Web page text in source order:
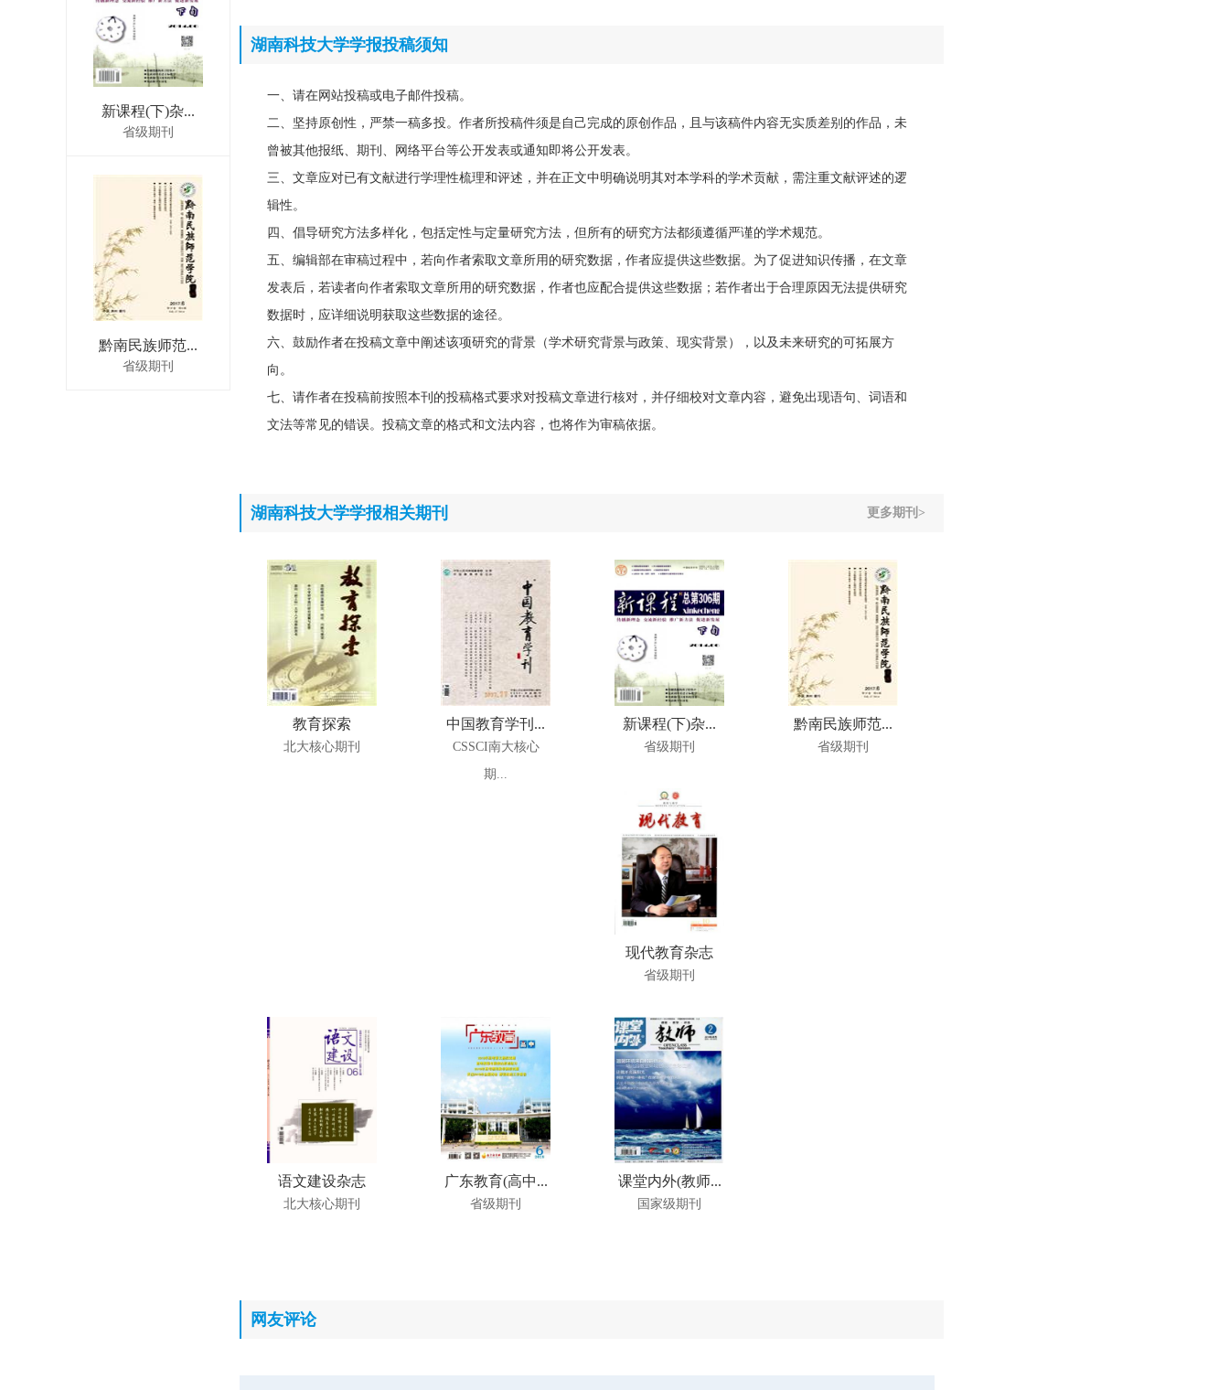
新课程(下)杂...
省级期刊
黔南民族师范...
省级期刊
湖南科技大学学报投稿须知
一、请在网站投稿或电子邮件投稿。
二、坚持原创性，严禁一稿多投。作者所投稿件须是自己完成的原创作品，且与该稿件内容无实质差别的作品，未
曾被其他报纸、期刊、网络平台等公开发表或通知即将公开发表。
三、文章应对已有文献进行学理性梳理和评述，并在正文中明确说明其对本学科的学术贡献，需注重文献评述的逻
辑性。
四、倡导研究方法多样化，包括定性与定量研究方法，但所有的研究方法都须遵循严谨的学术规范。
五、编辑部在审稿过程中，若向作者索取文章所用的研究数据，作者应提供这些数据。为了促进知识传播，在文章
发表后，若读者向作者索取文章所用的研究数据，作者也应配合提供这些数据；若作者出于合理原因无法提供研究
数据时，应详细说明获取这些数据的途径。
六、鼓励作者在投稿文章中阐述该项研究的背景（学术研究背景与政策、现实背景），以及未来研究的可拓展方
向。
七、请作者在投稿前按照本刊的投稿格式要求对投稿文章进行核对，并仔细校对文章内容，避免出现语句、词语和
文法等常见的错误。投稿文章的格式和文法内容，也将作为审稿依据。
湖南科技大学学报相关期刊 更多期刊>
教育探索
北大核心期刊
中国教育学刊...
CSSCI南大核心
期...
新课程(下)杂...
省级期刊
黔南民族师范...
省级期刊
现代教育杂志
省级期刊
语文建设杂志
北大核心期刊
广东教育(高中...
省级期刊
课堂内外(教师...
国家级期刊
网友评论